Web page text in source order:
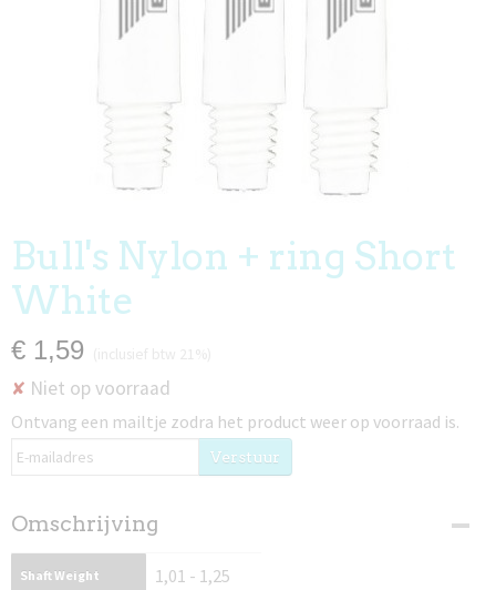
Bull's Nylon + ring Short
White
€ 1,59
✘ Niet op voorraad
Ontvang een mailtje zodra het product weer op voorraad is.
Verstuur
Omschrijving
Shaft Weight
1,01 - 1,25